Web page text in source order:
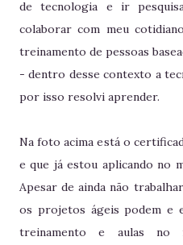
de tecnologia e ir
colaborar com meu
treinamento de pessoas
- dentro desse contexto a
por isso resolvi aprender.
Na foto acima está o
e que já estou aplicando no
Apesar de ainda não
os projetos ágeis podem e
treinamento e aulas no